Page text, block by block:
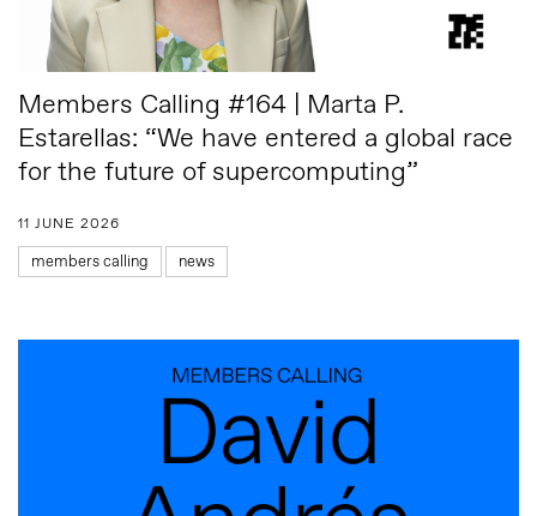
Members Calling #164 | Marta P.
Estarellas: “We have entered a global race
for the future of supercomputing”
11 JUNE 2026
members calling news